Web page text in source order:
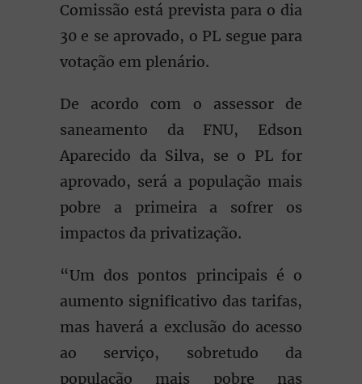
Comissão está prevista para o dia
30 e se aprovado, o PL segue para
votação em plenário.
De acordo com o assessor de
saneamento da FNU, Edson
Aparecido da Silva, se o PL for
aprovado, será a população mais
pobre a primeira a sofrer os
impactos da privatização.
“Um dos pontos principais é o
aumento significativo das tarifas,
mas haverá a exclusão do acesso
ao serviço, sobretudo da
população mais pobre nas